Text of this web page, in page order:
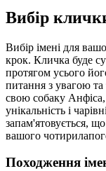
Вибір
Вибір імені для
крок. Кличка буде
протягом усього
питання з увагою
свою собаку
унікальність і
запам'ятовується,
вашого
Походження